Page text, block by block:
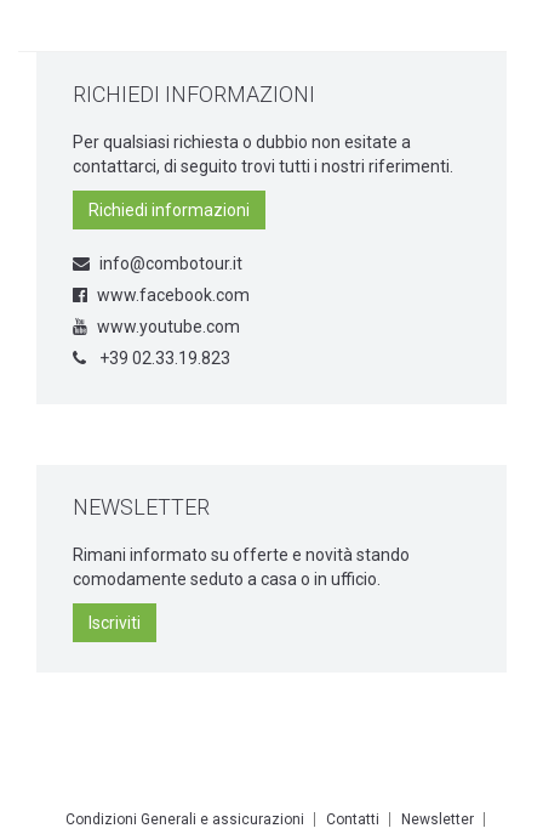
RICHIEDI INFORMAZIONI
Per qualsiasi richiesta o dubbio non esitate a
contattarci, di seguito trovi tutti i nostri riferimenti.
Richiedi informazioni
info@combotour.it
www.facebook.com
www.youtube.com
+39 02.33.19.823
NEWSLETTER
Rimani informato su offerte e novità stando
comodamente seduto a casa o in ufficio.
Iscriviti
Condizioni Generali e assicurazioni Contatti Newsletter